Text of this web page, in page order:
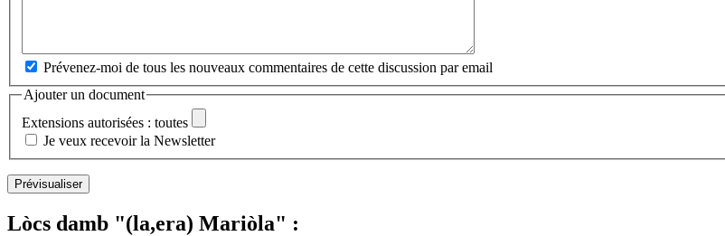
Prévenez-moi de tous les nouveaux commentaires de cette discussion par email
Ajouter un document
Extensions autorisées : toutes
Je veux recevoir la Newsletter
Lòcs damb "(la,era) Mariòla" :